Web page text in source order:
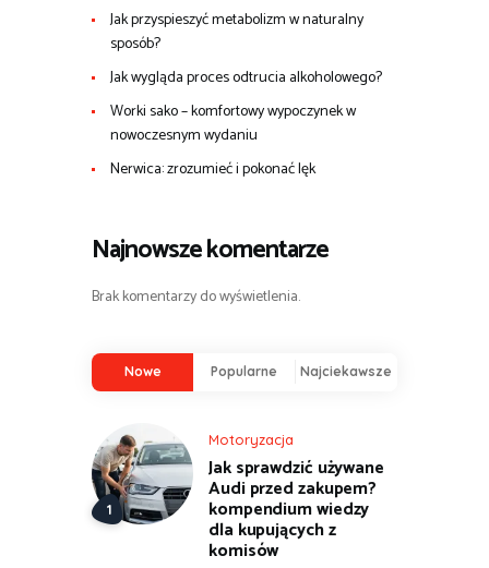
Jak przyspieszyć metabolizm w naturalny
sposób?
Jak wygląda proces odtrucia alkoholowego?
Worki sako – komfortowy wypoczynek w
nowoczesnym wydaniu
Nerwica: zrozumieć i pokonać lęk
Najnowsze komentarze
Brak komentarzy do wyświetlenia.
Nowe Popularne Najciekawsze
Motoryzacja
Jak sprawdzić używane
Audi przed zakupem?
kompendium wiedzy
dla kupujących z
komisów